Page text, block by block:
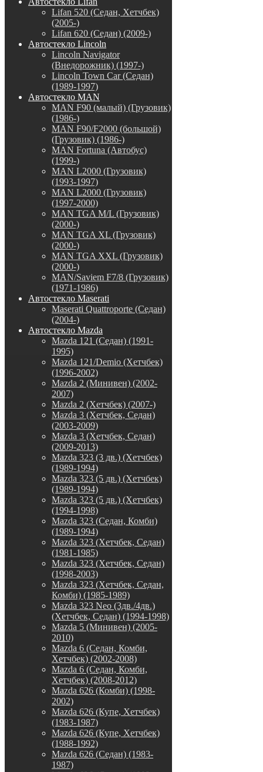
Lifan 520 (Седан, Хетчбек)
(2005-)
Lifan 620 (Седан) (2009-)
Автостекло Lincoln
Lincoln Navigator
(Внедорожник) (1997-)
Lincoln Town Car (Седан)
(1989-1997)
Автостекло MAN
MAN F90 (малый) (Грузовик)
(1986-)
MAN F90/F2000 (большой)
(Грузовик) (1986-)
MAN Fortuna (Автобус)
(1999-)
MAN L2000 (Грузовик)
(1993-1997)
MAN L2000 (Грузовик)
(1997-2000)
MAN TGA M/L (Грузовик)
(2000-)
MAN TGA XL (Грузовик)
(2000-)
MAN TGA XXL (Грузовик)
(2000-)
MAN/Saviem F7/8 (Грузовик)
(1971-1986)
Автостекло Maserati
Maserati Quattroporte (Седан)
(2004-)
Автостекло Mazda
Mazda 121 (Седан) (1991-
1995)
Mazda 121/Demio (Хетчбек)
(1996-2002)
Mazda 2 (Минивен) (2002-
2007)
Mazda 2 (Хетчбек) (2007-)
Mazda 3 (Хетчбек, Седан)
(2003-2009)
Mazda 3 (Хетчбек, Седан)
(2009-2013)
Mazda 323 (3 дв.) (Хетчбек)
(1989-1994)
Mazda 323 (5 дв.) (Хетчбек)
(1989-1994)
Mazda 323 (5 дв.) (Хетчбек)
(1994-1998)
Mazda 323 (Седан, Комби)
(1989-1994)
Mazda 323 (Хетчбек, Седан)
(1981-1985)
Mazda 323 (Хетчбек, Седан)
(1998-2003)
Mazda 323 (Хетчбек, Седан,
Комби) (1985-1989)
Mazda 323 Neo (3дв./4дв.)
(Хетчбек, Седан) (1994-1998)
Mazda 5 (Минивен) (2005-
2010)
Mazda 6 (Седан, Комби,
Хетчбек) (2002-2008)
Mazda 6 (Седан, Комби,
Хетчбек) (2008-2012)
Mazda 626 (Комби) (1998-
2002)
Mazda 626 (Купе, Хетчбек)
(1983-1987)
Mazda 626 (Купе, Хетчбек)
(1988-1992)
Mazda 626 (Седан) (1983-
1987)